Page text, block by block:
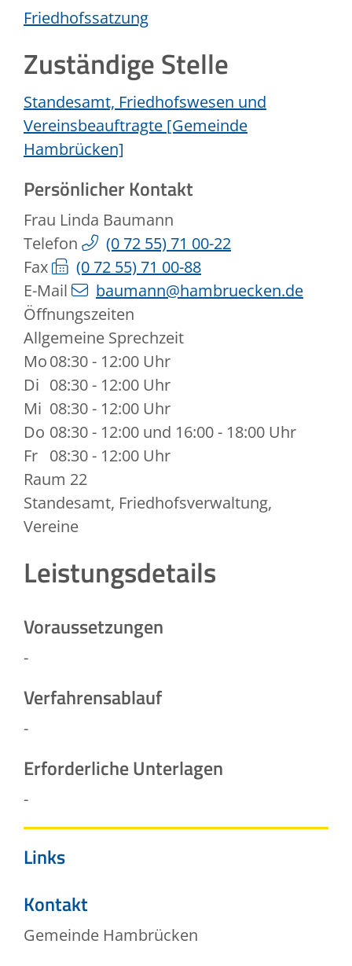
Friedhofssatzung
Zuständige Stelle
Standesamt, Friedhofswesen und
Vereinsbeauftragte [Gemeinde
Hambrücken]
Persönlicher Kontakt
Frau Linda Baumann
Telefon
(072 55) 71 00-22
Fax
(072 55) 71 00-88
E-Mail
baumann@hambruecken.de
Öffnungszeiten
Allgemeine Sprechzeit
Mo08:30 - 12:00 Uhr
Di 08:30 - 12:00 Uhr
Mi 08:30 - 12:00 Uhr
Do 08:30 - 12:00 und 16:00 - 18:00 Uhr
Fr 08:30 - 12:00 Uhr
Raum 22
Standesamt, Friedhofsverwaltung,
Vereine
Leistungsdetails
Voraussetzungen
-
Verfahrensablauf
-
Erforderliche Unterlagen
-
Links
Kontakt
Gemeinde Hambrücken